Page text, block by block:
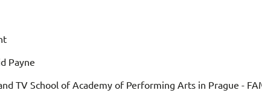
Payne
TV School of Academy of Performing Arts in Prague -